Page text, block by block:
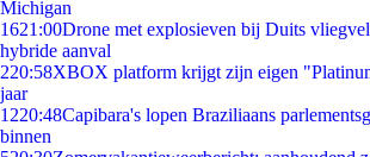
Michigan
1621:00Drone met explosieven bij Duits
hybride aanval
220:58XBOX platform krijgt zijn eigen
jaar
1220:48Capibara's lopen Braziliaans
binnen